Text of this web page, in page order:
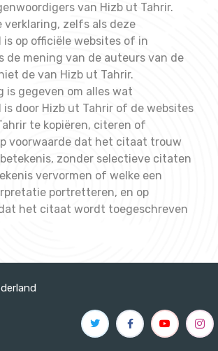
van Hizb ut Tahrir.
verklaring, zelfs als deze
is op officiële websites of in
de mening van de auteurs van de
de van Hizb ut Tahrir.
is gegeven om alles wat
is door Hizb ut Tahrir of de websites
te kopiëren, citeren of
voorwaarde dat het citaat trouw
zonder selectieve citaten
vervormen of welke een
portretteren, en op
het citaat wordt toegeschreven